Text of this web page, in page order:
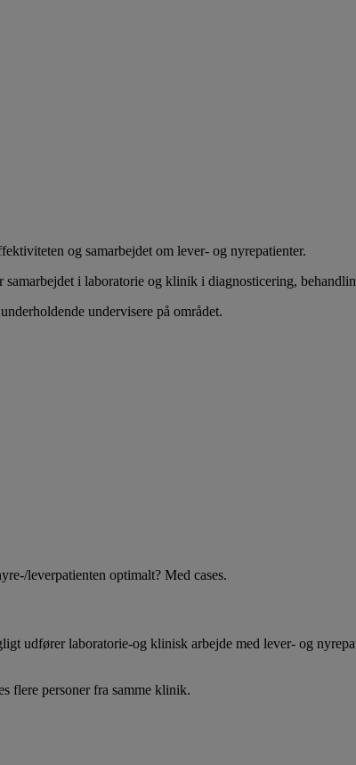
og samarbejdet om lever- og nyrepatienter.
i laboratorie og klinik i diagnosticering,
undervisere på området.
leverpatienten optimalt? Med cases.
udfører laboratorie-og klinisk arbejde med lever- og
flere personer fra samme klinik.